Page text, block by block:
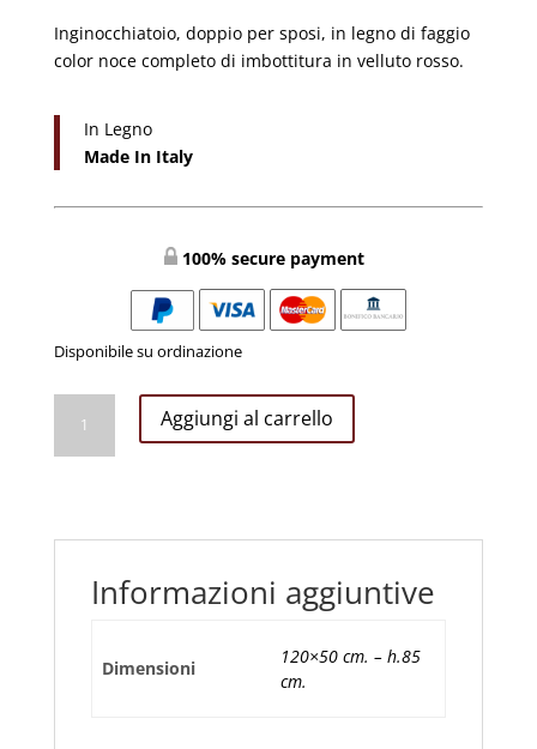
Inginocchiatoio, doppio per sposi, in legno di faggio
color noce completo di imbottitura in velluto rosso.
In Legno
Made In Italy
100% secure payment
Disponibile su ordinazione
Inginocchiatoio
Sposi
con
quantità
Aggiungi al carrello
Informazioni aggiuntive
Dimensioni
120×50 cm. – h.85
cm.